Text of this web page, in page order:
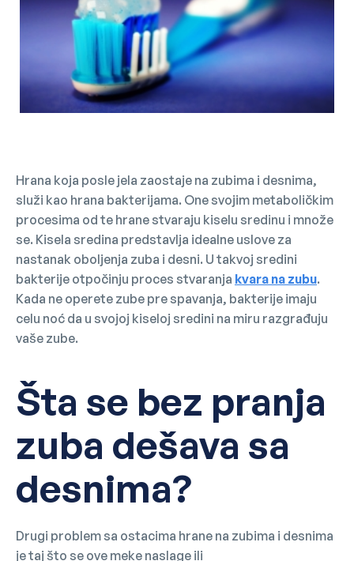
Hrana koja posle jela zaostaje na zubima i desnima,
služi kao hrana bakterijama. One svojim metaboličkim
procesima od te hrane stvaraju kiselu sredinu i množe
se. Kisela sredina predstavlja idealne uslove za
nastanak oboljenja zuba i desni. U takvoj sredini
bakterije otpočinju proces stvaranja kvara na zubu.
Kada ne operete zube pre spavanja, bakterije imaju
celu noć da u svojoj kiseloj sredini na miru razgrađuju
vaše zube.
Šta se bez pranja
zuba dešava sa
desnima?
Drugi problem sa ostacima hrane na zubima i desnima
je taj što se ove meke naslage ili